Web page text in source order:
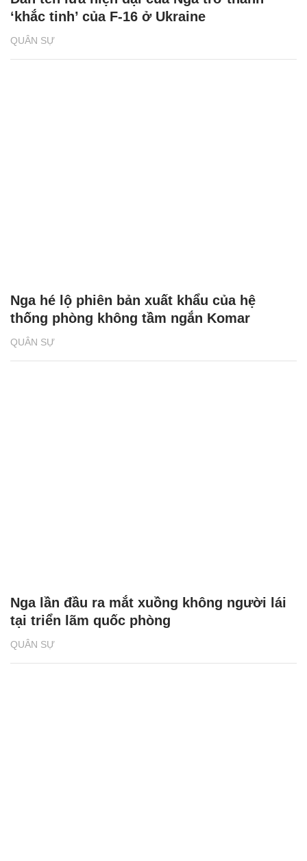
QUÂN SỰ
‘khắc tinh’ của F-16 ở Ukraine
QUÂN SỰ
Nga hé lộ phiên bản xuất khẩu của hệ
thống phòng không tầm ngắn Komar
QUÂN SỰ
Nga lần đầu ra mắt xuồng không người lái
tại triển lãm quốc phòng